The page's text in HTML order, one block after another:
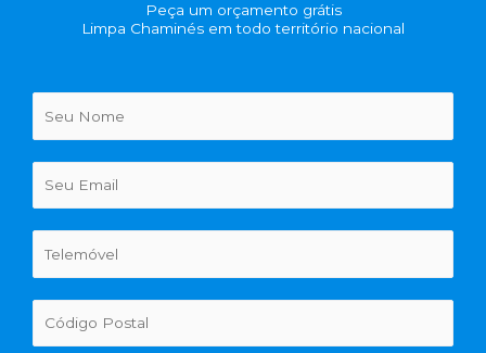
Peça um orçamento grátis
Limpa Chaminés em todo território nacional